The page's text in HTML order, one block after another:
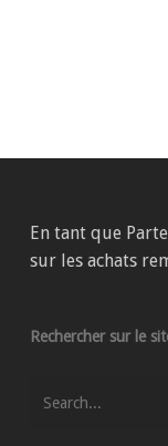
En tant que
sur les achats
Rechercher sur le